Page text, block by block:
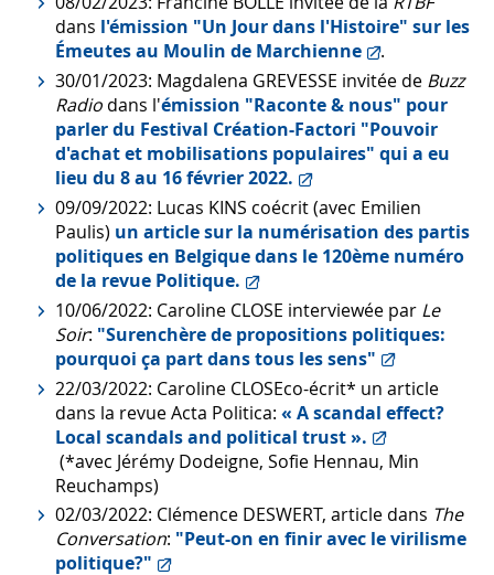
dans l'émission "Un Jour dans l'Histoire" sur les
Émeutes au Moulin de Marchienne
.
30/01/2023: Magdalena GREVESSE invitée de Buzz
Radio dans l'émission "Raconte & nous" pour
parler du Festival Création-Factori "Pouvoir
d'achat et mobilisations populaires" qui a eu
lieu du 8 au 16 février 2022.
09/09/2022: Lucas KINS coécrit (avec Emilien
Paulis) un article sur la numérisation des partis
politiques en Belgique dans le 120ème numéro
de la revue Politique.
10/06/2022: Caroline CLOSE interviewée par Le
Soir: "Surenchère de propositions politiques:
pourquoi ça part dans tous les sens"
22/03/2022: Caroline CLOSEco-écrit* un article
dans la revueActa Politica: « A scandal effect?
Local scandals and political trust ».
(*avec Jérémy Dodeigne, Sofie Hennau, Min
Reuchamps)
02/03/2022: Clémence DESWERT, article dans The
Conversation: "Peut-on en finir avec le virilisme
politique?"